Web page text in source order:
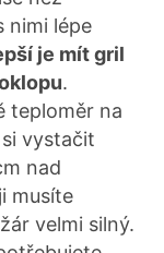
nimi lépe
je mít gril
.
teploměr na
vystačit
nad
musíte
velmi silný.